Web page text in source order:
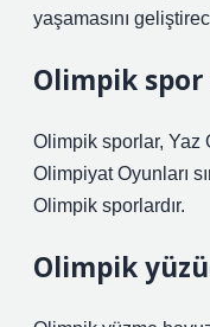
yaşamasını
Olimpik spor
Olimpik sporlar, Yaz
Olimpiyat Oyunları
Olimpik sporlardır.
Olimpik